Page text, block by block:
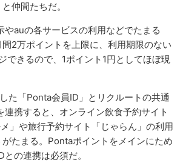
仲間たちだ。
やauの各サービスの利用などでたまる
2万ポイントを上限に、利用期限のない
できるので、1ポイント1円としてほぼ現
た「Ponta会員ID」とリクルートの共通
連携すると、オンライン飲食予約サイト
メ」や旅行予約サイト「じゃらん」の利用
たまる。Pontaポイントをメインにため
の連携は必須だ。